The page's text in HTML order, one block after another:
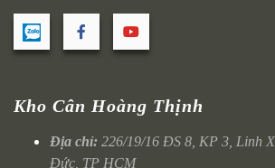
Kho Cân Hoàng Thịnh
Địa chỉ: 226/19/16 ĐS 8, KP 3, Linh
Đức, TP HCM